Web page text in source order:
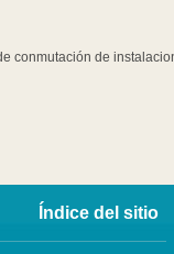
conmutación de
Índice del sitio